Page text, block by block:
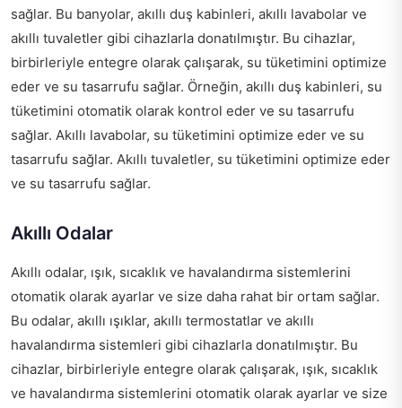
sağlar. Bu banyolar, akıllı duş kabinleri, akıllı lavabolar ve
akıllı tuvaletler gibi cihazlarla donatılmıştır. Bu cihazlar,
birbirleriyle entegre olarak çalışarak, su tüketimini optimize
eder ve su tasarrufu sağlar. Örneğin, akıllı duş kabinleri, su
tüketimini otomatik olarak kontrol eder ve su tasarrufu
sağlar. Akıllı lavabolar, su tüketimini optimize eder ve su
tasarrufu sağlar. Akıllı tuvaletler, su tüketimini optimize eder
ve su tasarrufu sağlar.
Akıllı Odalar
Akıllı odalar, ışık, sıcaklık ve havalandırma sistemlerini
otomatik olarak ayarlar ve size daha rahat bir ortam sağlar.
Bu odalar, akıllı ışıklar, akıllı termostatlar ve akıllı
havalandırma sistemleri gibi cihazlarla donatılmıştır. Bu
cihazlar, birbirleriyle entegre olarak çalışarak, ışık, sıcaklık
ve havalandırma sistemlerini otomatik olarak ayarlar ve size